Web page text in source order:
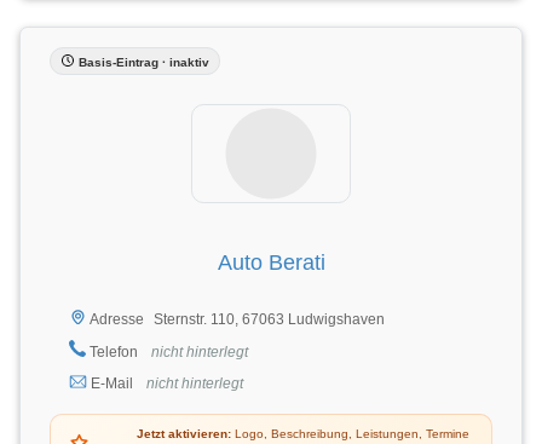
Basis-Eintrag · inaktiv
Auto Berati
Adresse
Sternstr. 110, 67063 Ludwigshaven
Telefon
nicht hinterlegt
E-Mail
nicht hinterlegt
Jetzt aktivieren: Logo, Beschreibung, Leistungen, Termine